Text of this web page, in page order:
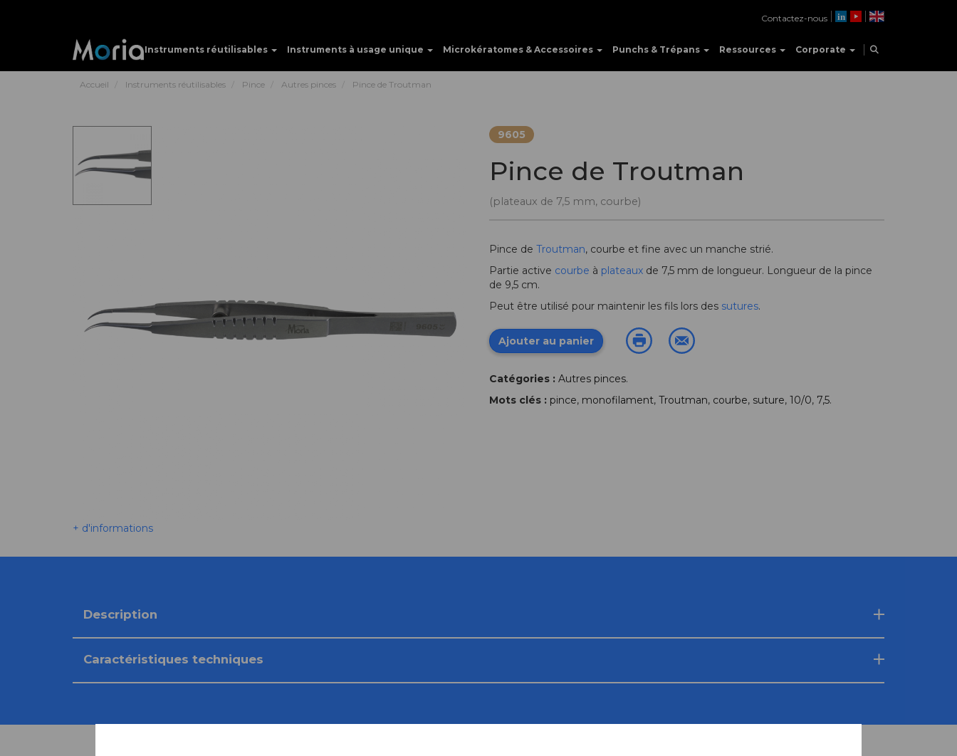
Instruments réutilisables Instruments à usage unique Microkératomes & Accessoires Punchs & Trépans Ressources Corporate
Contactez-nous
Accueil Instruments réutilisables Pince Autres pinces Pince de Troutman
+ d'informations
9605
Pince de Troutman
(plateaux de 7,5 mm, courbe)
Pince de Troutman, courbe et fine avec un manche strié.
Partie active courbe à plateaux de 7,5 mm de longueur. Longueur de la pince
de 9,5 cm.
Peut être utilisé pour maintenir les fils lors des sutures.
Ajouter au panier
Catégories : Autres pinces.
Mots clés : pince, monofilament, Troutman, courbe, suture, 10/0, 7,5.
Description
Caractéristiques techniques